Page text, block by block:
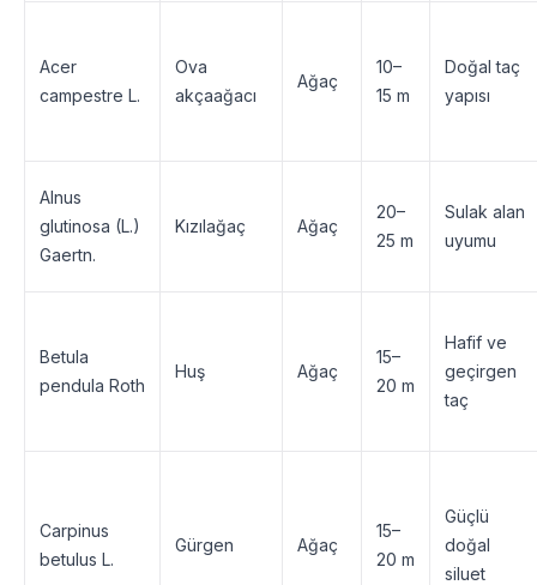
Acer
campestre L.
Ova
akçaağacı
Ağaç
10–
15 m
Doğal taç
yapısı
Alnus
glutinosa (L.)
Gaertn.
Kızılağaç Ağaç
20–
25 m
Sulak alan
uyumu
Betula
pendula Roth
Huş Ağaç
15–
20 m
Hafif ve
geçirgen
taç
Carpinus
betulus L.
Gürgen Ağaç
15–
20 m
Güçlü
doğal
siluet